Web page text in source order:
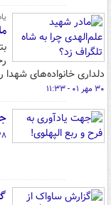
دلداری خانواده‌های شهدا
۳۰ مهر ۰۱ - ۱۱:۳۳
۲۸